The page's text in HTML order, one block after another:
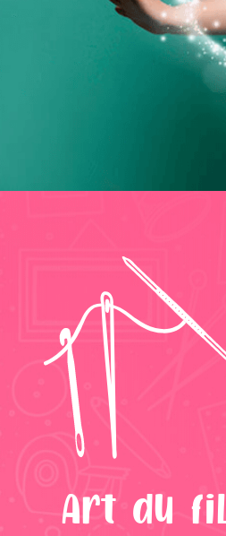
Art du fil